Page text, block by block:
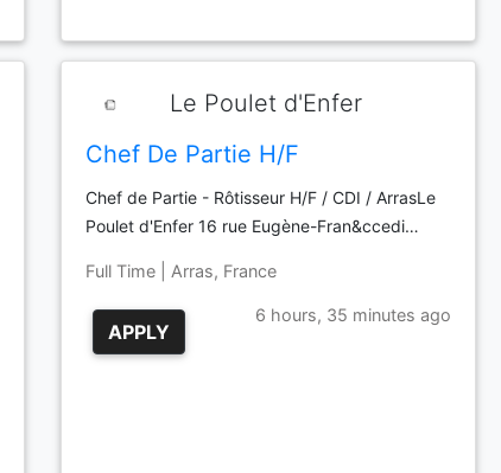
Le Poulet d'Enfer
Chef De Partie H/F
Chef de Partie - Rôtisseur H/F / CDI / ArrasLe
Poulet d'Enfer 16 rue Eugène-Fran&ccedi…
Full Time | Arras, France
APPLY
6 hours, 35 minutes ago